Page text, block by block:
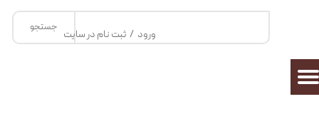
جستجو
ورود / ثبت نام در سایت
تغییر گذر واژه
سفارشات